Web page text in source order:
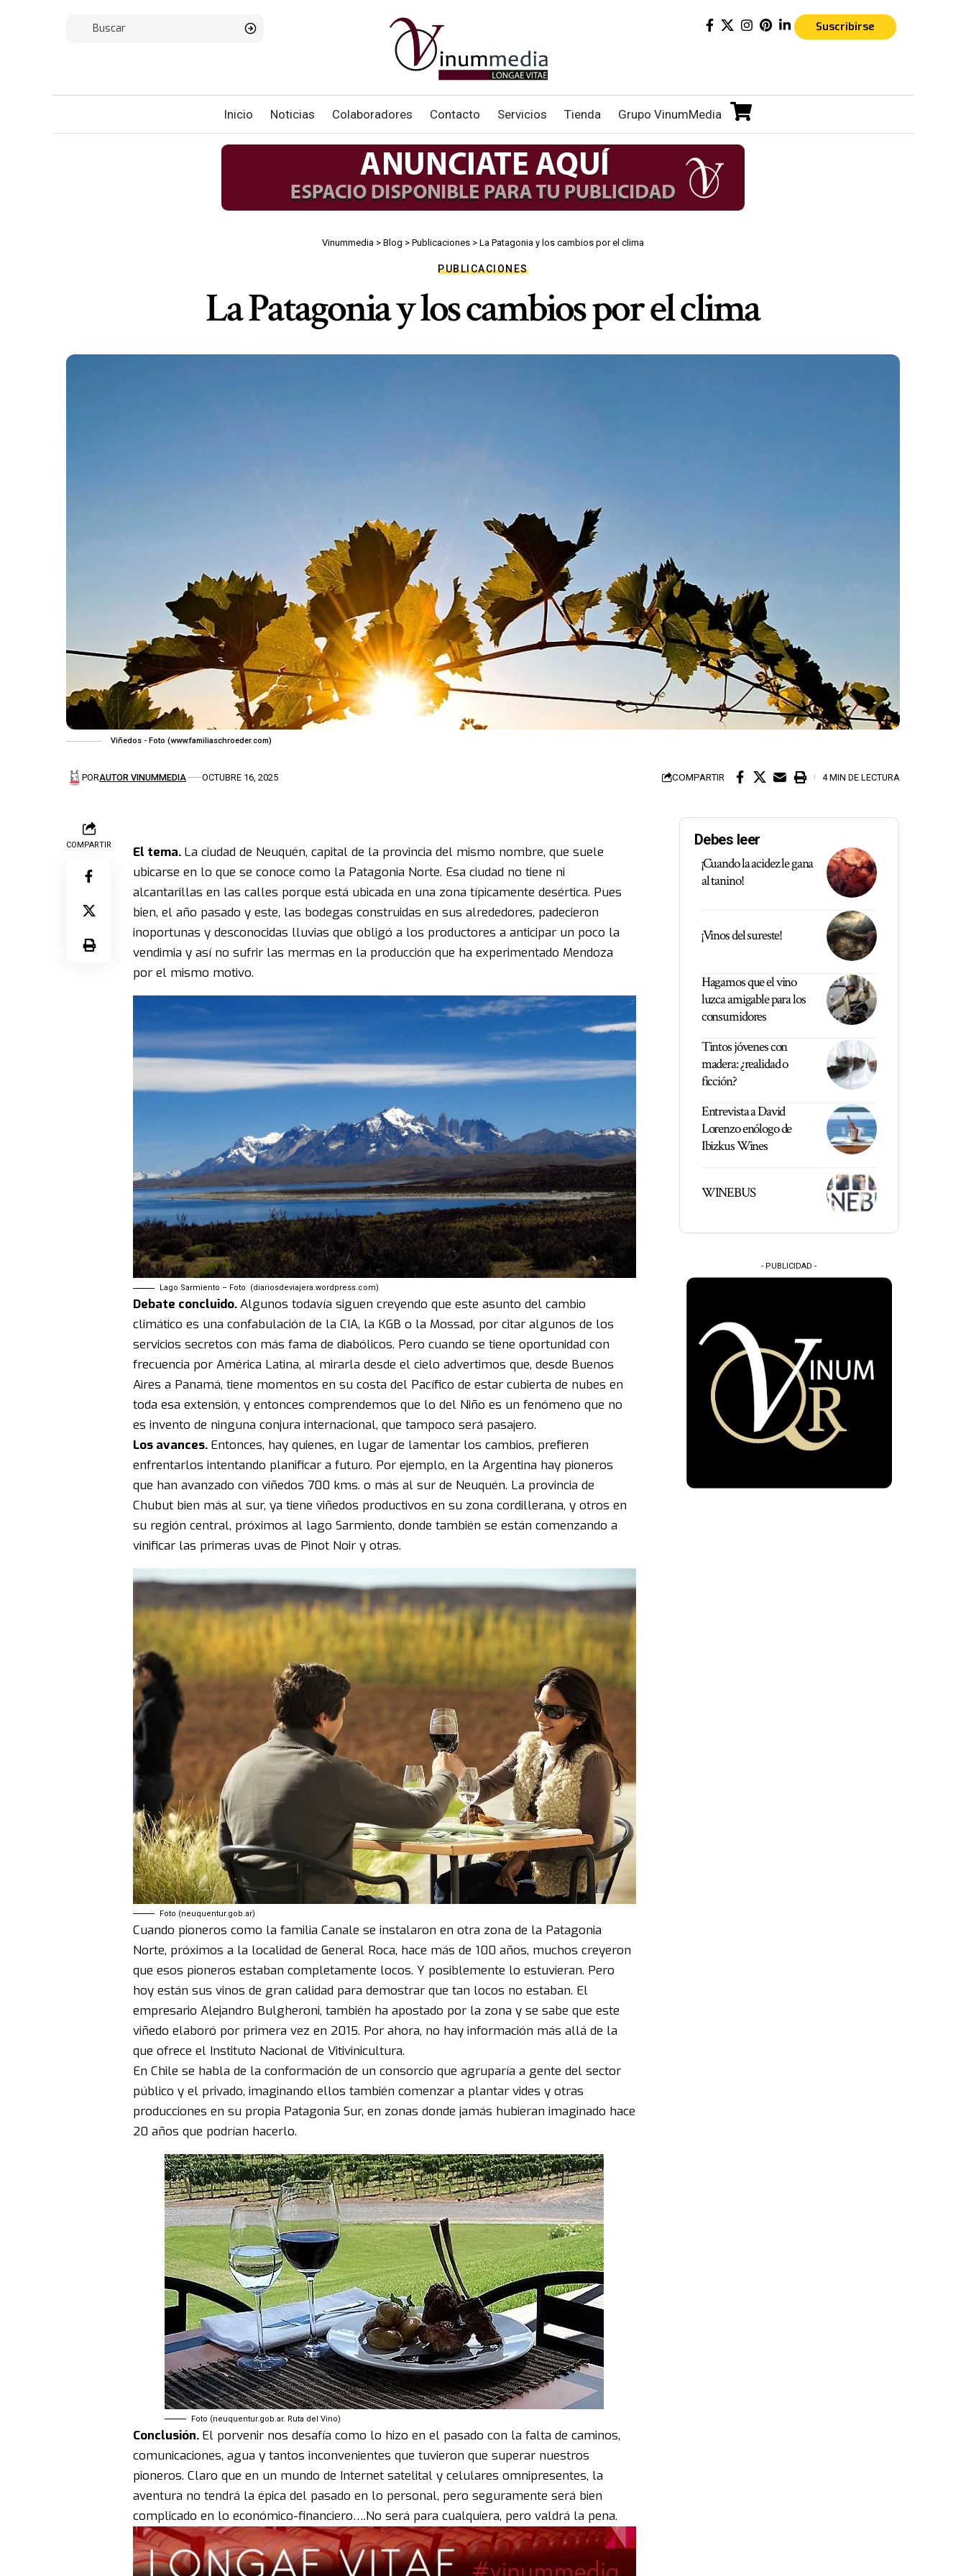
Suscribirse
Inicio Noticias Colaboradores Contacto Servicios Tienda Grupo VinumMedia
Vinummedia > Blog > Publicaciones > La Patagonia y los cambios por el clima
PUBLICACIONES
La Patagonia y los cambios por el clima
Viñedos - Foto (www.familiaschroeder.com)
PORAUTOR VINUMMEDIA OCTUBRE 16, 2025 COMPARTIR 4 MIN DE LECTURA
COMPARTIR El tema. La ciudad de Neuquén, capital de la provincia del mismo nombre, que suele
ubicarse en lo que se conoce como la Patagonia Norte. Esa ciudad no tiene ni
alcantarillas en las calles porque está ubicada en una zona típicamente desértica. Pues
bien, el año pasado y este, las bodegas construidas en sus alrededores, padecieron
inoportunas y desconocidas lluvias que obligó a los productores a anticipar un poco la
vendimia y así no sufrir las mermas en la producción que ha experimentado Mendoza
por el mismo motivo.
Lago Sarmiento – Foto (diariosdeviajera.wordpress.com)
Debate concluido.Algunos todavía siguen creyendo que este asunto del cambio
climático es una confabulación de la CIA, la KGB o la Mossad, por citar algunos de los
servicios secretos con más fama de diabólicos. Pero cuando se tiene oportunidad con
frecuencia por América Latina, al mirarla desde el cielo advertimos que, desde Buenos
Aires a Panamá, tiene momentos en su costa del Pacífico de estar cubierta de nubes en
toda esa extensión, y entonces comprendemos que lo del Niño es un fenómeno que no
es invento de ninguna conjura internacional, que tampoco será pasajero.
Los avances. Entonces, hay quienes, en lugar de lamentar los cambios, prefieren
enfrentarlos intentando planificar a futuro. Por ejemplo, en la Argentina hay pioneros
que han avanzado con viñedos 700 kms. o más al sur de Neuquén. La provincia de
Chubut bien más al sur, ya tiene viñedos productivos en su zona cordillerana, y otros en
su región central, próximos al lago Sarmiento, donde también se están comenzando a
vinificar las primeras uvas de Pinot Noir y otras.
Foto (neuquentur.gob.ar)
Cuando pioneros como la familia Canale se instalaron en otra zona de la Patagonia
Norte, próximos a la localidad de General Roca, hace más de 100 años, muchos creyeron
que esos pioneros estaban completamente locos. Y posiblemente lo estuvieran. Pero
hoy están sus vinos de gran calidad para demostrar que tan locos no estaban. El
empresario Alejandro Bulgheroni, también ha apostado por la zona y se sabe que este
viñedo elaboró por primera vez en 2015. Por ahora, no hay información más allá de la
que ofrece el Instituto Nacional de Vitivinicultura.
En Chile se habla de la conformación de un consorcio que agruparía a gente del sector
público y el privado, imaginando ellos también comenzar a plantar vides y otras
producciones en su propia Patagonia Sur, en zonas donde jamás hubieran imaginado hace
20 años que podrían hacerlo.
Foto (neuquentur.gob.ar. Ruta del Vino)
Conclusión. El porvenir nos desafía como lo hizo en el pasado con la falta de caminos,
comunicaciones, agua y tantos inconvenientes que tuvieron que superar nuestros
pioneros. Claro que en un mundo de Internet satelital y celulares omnipresentes, la
aventura no tendrá la épica del pasado en lo personal, pero seguramente será bien
complicado en lo económico-financiero….No será para cualquiera, pero valdrá la pena.
Debes leer
¡Cuando la acidez le gana
al tanino!
¡Vinos del sureste!
Hagamos que el vino
luzca amigable para los
consumidores
Tintos jóvenes con
madera: ¿realidad o
ficción?
Entrevista a David
Lorenzo enólogo de
Ibizkus Wines
WINEBUS
- PUBLICIDAD -